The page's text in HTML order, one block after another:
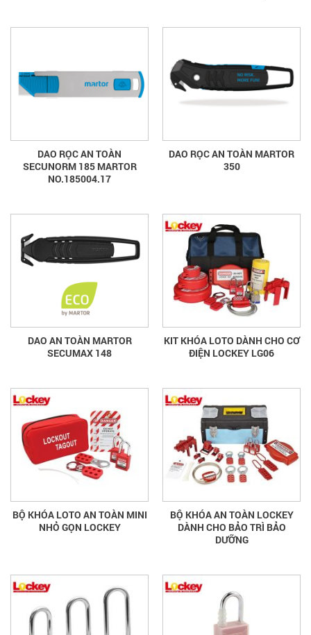
DAO RỌC AN TOÀN
SECUNORM 185 MARTOR
NO.185004.17
DAO RỌC AN TOÀN MARTOR
350
DAO AN TOÀN MARTOR
SECUMAX 148
KIT KHÓA LOTO DÀNH CHO CƠ
ĐIỆN LOCKEY LG06
BỘ KHÓA LOTO AN TOÀN MINI
NHỎ GỌN LOCKEY
BỘ KHÓA AN TOÀN LOCKEY
DÀNH CHO BẢO TRÌ BẢO
DƯỠNG